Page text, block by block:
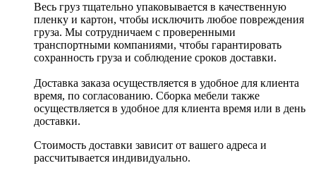
Весь груз тщательно упаковывается в качественную
пленку и картон, чтобы исключить любое повреждения
груза. Мы сотрудничаем с проверенными
транспортными компаниями, чтобы гарантировать
сохранность груза и соблюдение сроков доставки.
Доставка заказа осуществляется в удобное для клиента
время, по согласованию. Сборка мебели также
осуществляется в удобное для клиента время или в день
доставки.
Стоимость доставки зависит от вашего адреса и
рассчитывается индивидуально.